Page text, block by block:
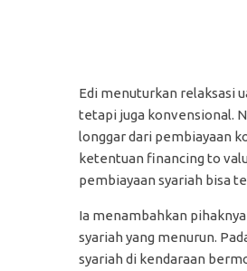
Edi menuturkan relaksasi
tetapi juga konvensional.
longgar dari pembiayaan
ketentuan financing to
pembiayaan syariah bisa
Ia menambahkan
syariah yang menurun.
syariah di kendaraan